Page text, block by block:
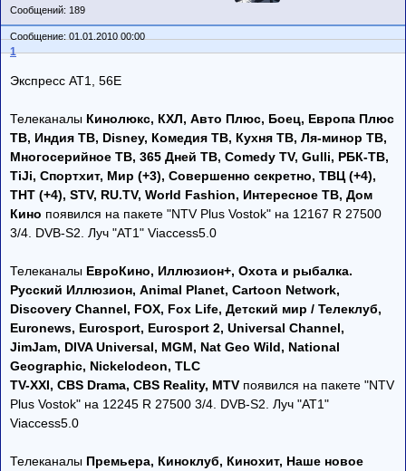
Сообщений: 189
Сообщение: 01.01.2010 00:00
1
Экспресс AT1, 56E
Телеканалы Кинолюкс, КХЛ, Авто Плюс, Боец, Европа Плюс
ТВ, Индия ТВ, Disney, Комедия ТВ, Кухня ТВ, Ля-минор ТВ,
Многосерийное ТВ, 365 Дней ТВ, Comedy TV, Gulli, РБК-ТВ,
TiJi, Спортхит, Мир (+3), Совершенно секретно, ТВЦ (+4),
ТНТ (+4), STV, RU.TV, World Fashion, Интересное ТВ, Дом
Кино появился на пакете "NTV Plus Vostok" на 12167 R 27500
3/4. DVB-S2. Луч "AT1" Viaccess5.0
Телеканалы ЕвроКино, Иллюзион+, Охота и рыбалка.
Русский Иллюзион, Animal Planet, Cartoon Network,
Discovery Channel, FOX, Fox Life, Детский мир / Телеклуб,
Euronews, Eurosport, Eurosport 2, Universal Channel,
JimJam, DIVA Universal, MGM, Nat Geo Wild, National
Geographic, Nickelodeon, TLC
TV-XXI, CBS Drama, CBS Reality, MTV появился на пакете "NTV
Plus Vostok" на 12245 R 27500 3/4. DVB-S2. Луч "AT1"
Viaccess5.0
Телеканалы Премьера, Киноклуб, Кинохит, Наше новое